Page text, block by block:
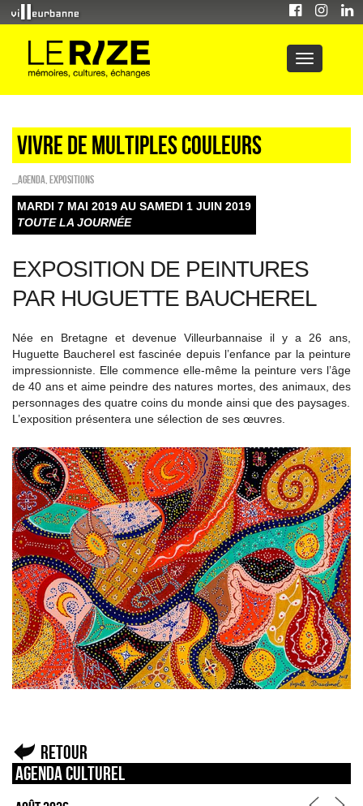
Vivre de multiples couleurs
_Agenda EXPOSITIONS
MARDI 7 MAI 2019 AU SAMEDI 1 JUIN 2019
TOUTE LA JOURNÉE
EXPOSITION DE PEINTURES
PAR HUGUETTE BAUCHEREL
Née en Bretagne et devenue Villeurbannaise il y a 26 ans,
Huguette Baucherel est fascinée depuis l’enfance par la peinture
impressionniste. Elle commence elle-même la peinture vers l’âge
de 40 ans et aime peindre des natures mortes, des animaux, des
personnages des quatre coins du monde ainsi que des paysages.
L’exposition présentera une sélection de ses œuvres.
Retour
Agenda culturel